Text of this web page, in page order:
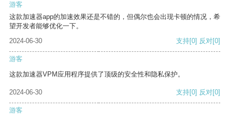
游客
这款加速器app的加速效果还是不错的，但偶尔也会出现卡顿的情况，希
望开发者能够优化一下。
2024-06-30
支持[0] 反对[0]
游客
这款加速器VPM应用程序提供了顶级的安全性和隐私保护。
2024-06-30 支持[0] 反对[0]
游客